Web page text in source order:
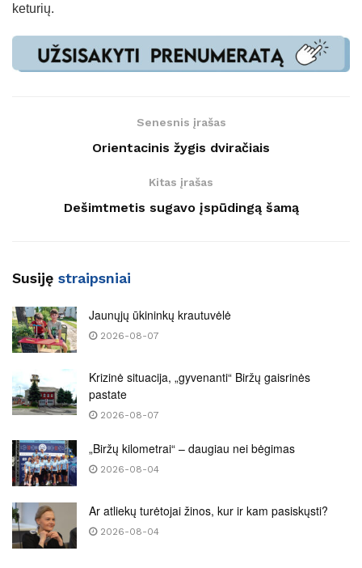
keturių.
Senesnis įrašas
Orientacinis žygis dviračiais
Kitas įrašas
Dešimtmetis sugavo įspūdingą šamą
Susiję straipsniai
Jaunųjų ūkininkų krautuvėlė
2026-08-07
Krizinė situacija, „gyvenanti“ Biržų gaisrinės
pastate
2026-08-07
„Biržų kilometrai“ – daugiau nei bėgimas
2026-08-04
Ar atliekų turėtojai žinos, kur ir kam pasiskųsti?
2026-08-04